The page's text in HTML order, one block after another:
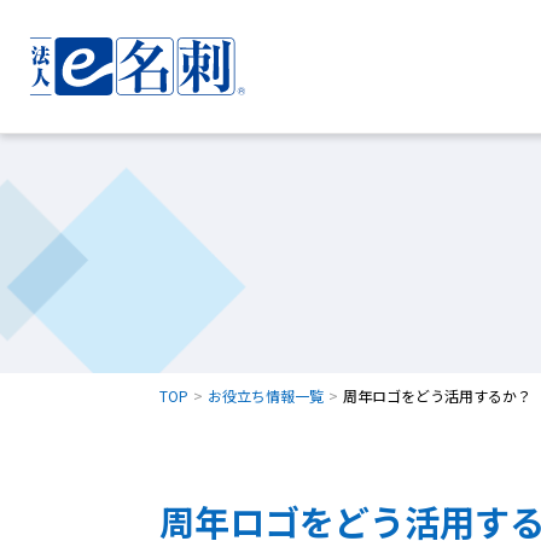
TOP お役立ち情報一覧 周年ロゴをどう活用するか？
周年ロゴをどう活用す